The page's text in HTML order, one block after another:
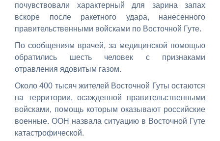
почувствовали характерный для зарина запах
вскоре после ракетного удара, нанесенного
правительственными войсками по Восточной Гуте.
По сообщениям врачей, за медицинской помощью
обратились шесть человек с признаками
отравления ядовитым газом.
Около 400 тысяч жителей Восточной Гуты остаются
на территории, осажденной правительственными
войсками, помощь которым оказывают российские
военные. ООН назвала ситуацию в Восточной Гуте
катастрофической.